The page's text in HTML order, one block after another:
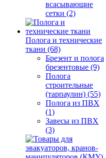
всасывающие
сетки (2)
Полога и технические
ткани (68)
Брезент и полога
брезентовые (9)
Полога
строительные
(тарпаулин) (55)
Полога из ПВХ
(1)
Завесы из ПВХ
(3)